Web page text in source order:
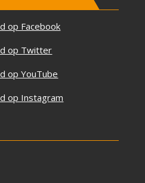
op Facebook
op Twitter
op YouTube
op Instagram